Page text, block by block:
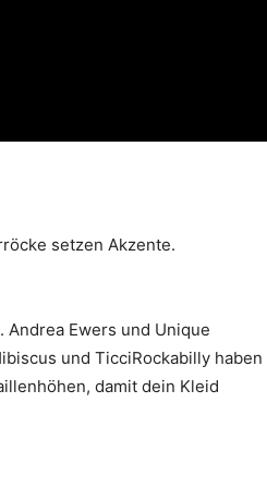
setzen Akzente.
Andrea Ewers und Unique
und TicciRockabilly haben
damit dein Kleid